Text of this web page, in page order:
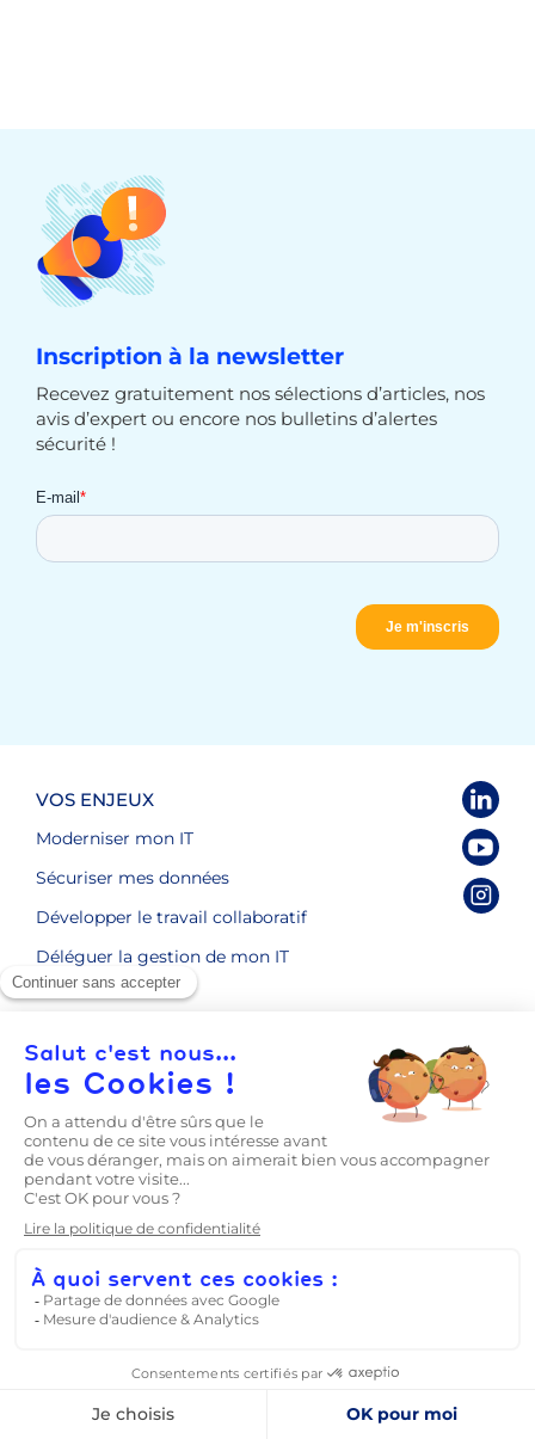
Inscription à la newsletter
Recevez gratuitement nos sélections d’articles, nos
avis d’expert ou encore nos bulletins d’alertes
sécurité !
VOS ENJEUX
Moderniser mon IT
Sécuriser mes données
Développer le travail collaboratif
Déléguer la gestion de mon IT
Infrastructure informatique hybride
Cybersécurité
Microsoft 365
Services managés
DYNAMIPS